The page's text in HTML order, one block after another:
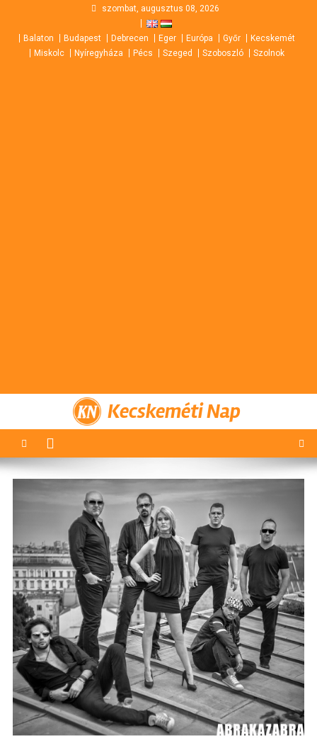
content
szombat, augusztus 08, 2026
Balaton Budapest Debrecen Eger Európa Győr
Kecskemét
Miskolc
Nyíregyháza Pécs Szeged Szoboszló Szolnok
Kecskeméti Nap